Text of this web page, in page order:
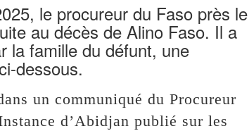
le procureur du Faso près le
au décès de Alino Faso. Il a
la famille du défunt, une
dessous.
un communiqué du Procureur
d’Abidjan publié sur les